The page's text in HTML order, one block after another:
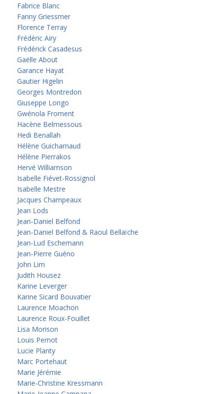
Fabrice Blanc
Fanny Griessmer
Florence Terray
Frédéric Airy
Frédérick Casadesus
Gaëlle About
Garance Hayat
Gautier Higelin
Georges Montredon
Giuseppe Longo
Gwénola Froment
Hacène Belmessous
Hedi Benallah
Hélène Guicharnaud
Hélène Pierrakos
Hervé Williamson
Isabelle Fiévet-Rossignol
Isabelle Mestre
Jacques Champeaux
Jean Lods
Jean-Daniel Belfond
Jean-Daniel Belfond & Raoul Bellaïche
Jean-Lud Eschemann
Jean-Pierre Guéno
John Lim
Judith Housez
Karine Leverger
Karine Sicard Bouvatier
Laurence Moachon
Laurence Roux-Fouillet
Lisa Morison
Louis Pernot
Lucie Planty
Marc Portehaut
Marie Jérémie
Marie-Christine Kressmann